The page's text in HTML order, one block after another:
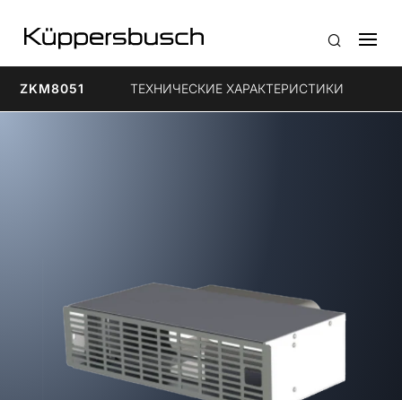
ZKM8051 ТЕХНИЧЕСКИЕ ХАРАКТЕРИСТИКИ